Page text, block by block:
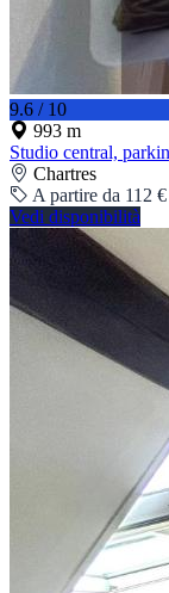
9.6 / 10
993 m
Studio central,
Chartres
A partire da 112 €
Vedi disponibilità